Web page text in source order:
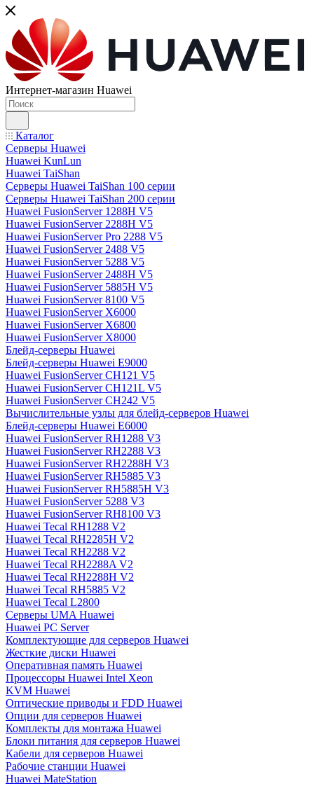
Интернет-магазин Huawei
Каталог
Серверы Huawei
Huawei KunLun
Huawei TaiShan
Серверы Huawei TaiShan 100 серии
Серверы Huawei TaiShan 200 серии
Huawei FusionServer 1288H V5
Huawei FusionServer 2288H V5
Huawei FusionServer Pro 2288 V5
Huawei FusionServer 2488 V5
Huawei FusionServer 5288 V5
Huawei FusionServer 2488H V5
Huawei FusionServer 5885H V5
Huawei FusionServer 8100 V5
Huawei FusionServer X6000
Huawei FusionServer X6800
Huawei FusionServer X8000
Блейд-серверы Huawei
Блейд-серверы Huawei E9000
Huawei FusionServer CH121 V5
Huawei FusionServer CH121L V5
Huawei FusionServer CH242 V5
Вычислительные узлы для блейд-серверов Huawei
Блейд-серверы Huawei E6000
Huawei FusionServer RH1288 V3
Huawei FusionServer RH2288 V3
Huawei FusionServer RH2288H V3
Huawei FusionServer RH5885 V3
Huawei FusionServer RH5885H V3
Huawei FusionServer 5288 V3
Huawei FusionServer RH8100 V3
Huawei Tecal RH1288 V2
Huawei Tecal RH2285H V2
Huawei Tecal RH2288 V2
Huawei Tecal RH2288A V2
Huawei Tecal RH2288H V2
Huawei Tecal RH5885 V2
Huawei Tecal L2800
Серверы UMA Huawei
Huawei PC Server
Комплектующие для серверов Huawei
Жесткие диски Huawei
Оперативная память Huawei
Процессоры Huawei Intel Xeon
KVM Huawei
Оптические приводы и FDD Huawei
Опции для серверов Huawei
Комплекты для монтажа Huawei
Блоки питания для серверов Huawei
Кабели для серверов Huawei
Рабочие станции Huawei
Huawei MateStation